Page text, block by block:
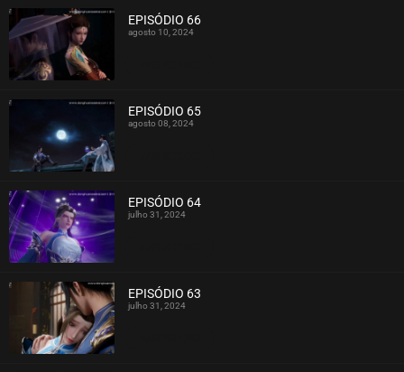
EPISÓDIO 66
agosto 10, 2024
EPISÓDIO 65
agosto 08, 2024
EPISÓDIO 64
julho 31, 2024
EPISÓDIO 63
julho 31, 2024